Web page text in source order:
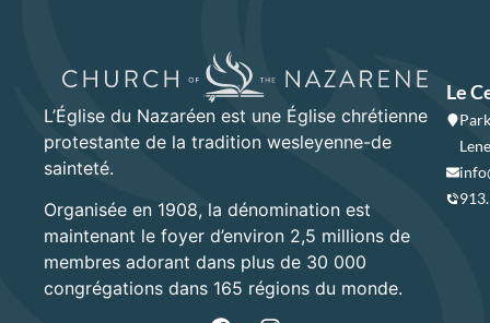
L’Église du Nazaréen est une Église chrétienne
protestante de la tradition wesleyenne-de
sainteté.
Organisée en 1908, la dénomination est
maintenant le foyer d’environ 2,5 millions de
membres adorant dans plus de 30 000
congrégations dans 165 régions du monde.
Le